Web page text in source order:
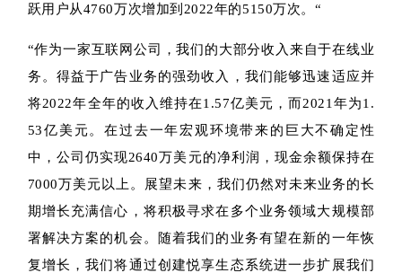
跃用户从4760万次增加到2022年的5150万次。“
“作为一家互联网公司，我们的大部分收入来自于在线业
务。得益于广告业务的强劲收入，我们能够迅速适应并
将2022年全年的收入维持在1.57亿美元，而2021年为1.
53亿美元。在过去一年宏观环境带来的巨大不确定性
中，公司仍实现2640万美元的净利润，现金余额保持在
7000万美元以上。展望未来，我们仍然对未来业务的长
期增长充满信心，将积极寻求在多个业务领域大规模部
署解决方案的机会。随着我们的业务有望在新的一年恢
复增长，我们将通过创建悦享生态系统进一步扩展我们